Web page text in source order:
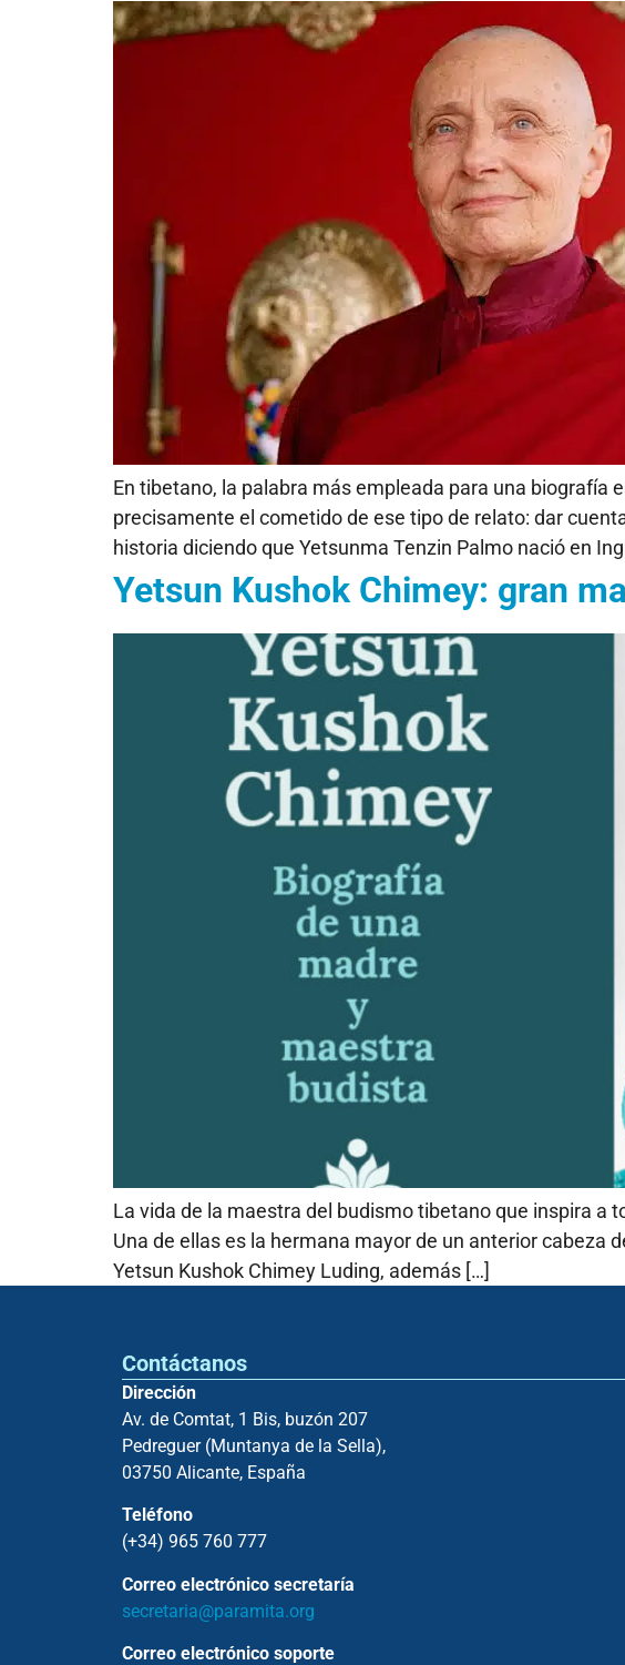
En tibetano, la palabra más empleada para una biografía
precisamente el cometido de ese tipo de relato: dar
historia diciendo que Yetsunma Tenzin Palmo nació en
Yetsun Kushok Chimey: gran
La vida de la maestra del budismo tibetano que inspira a
Una de ellas es la hermana mayor de un anterior cabeza
Yetsun Kushok Chimey Luding, además […]
Contáctanos
Dirección
Av. de Comtat, 1 Bis, buzón 207
Pedreguer (Muntanya de la Sella),
03750 Alicante, España
Teléfono
(+34) 965 760 777
Correo electrónico secretaría
secretaria@paramita.org
Correo electrónico soporte